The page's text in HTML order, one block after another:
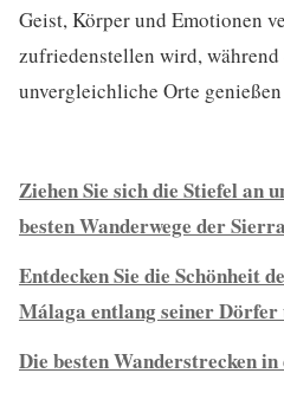
Geist, Körper und Emotionen
zufriedenstellen wird,
unvergleichliche Orte
Ziehen Sie sich die Stiefel an
besten Wanderwege der
Entdecken Sie die Schönheit
Málaga entlang seiner
Die besten Wanderstrecken